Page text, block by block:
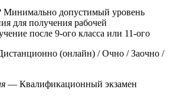
Минимально допустимый уровень
для получения рабочей
после 9-ого класса или 11-ого
(онлайн) / Очно / Заочно /
— Квалификационный экзамен